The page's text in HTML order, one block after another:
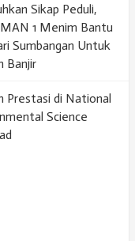
Sikap Peduli,
1 Menim Bantu
Sumbangan Untuk
Banjir
Prestasi di National
Science